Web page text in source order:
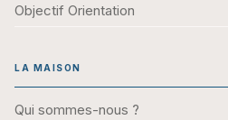
Objectif Orientation
LA MAISON
Qui sommes-nous ?